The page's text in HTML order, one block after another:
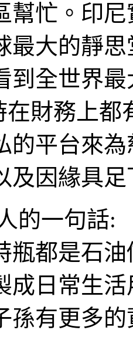
幫忙。印
最大的靜
到全世界
在財務上
的平台來
及因緣具
的一句話:
瓶都是石
成日常生
孫有更多